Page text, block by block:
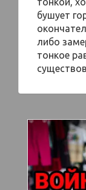
бушует
либо
тонкое